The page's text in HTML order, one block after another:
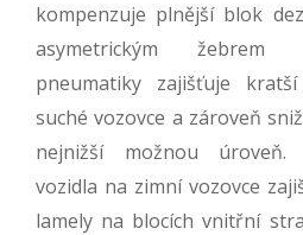
kompenzuje plnější blok
asymetrickým žebrem
pneumatiky zajišťuje
suché vozovce a zároveň
nejnižší možnou úroveň.
vozidla na zimní vozovce
lamely na blocích vnitřní